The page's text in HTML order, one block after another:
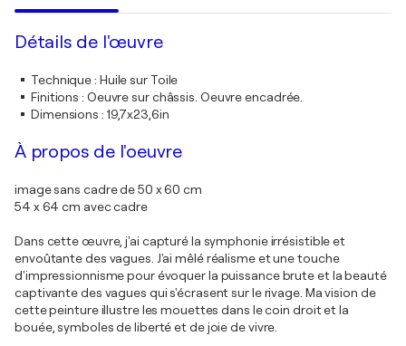
Détails de l'œuvre
Technique: Huile sur Toile
Finitions : Oeuvre sur châssis. Oeuvre encadrée.
Dimensions : 19,7x23,6in
À propos de l'oeuvre
image sans cadre de 50 x 60 cm
54 x 64 cm avec cadre
Dans cette œuvre, j'ai capturé la symphonie irrésistible et
envoûtante des vagues. J'ai mêlé réalisme et une touche
d'impressionnisme pour évoquer la puissance brute et la beauté
captivante des vagues qui s'écrasent sur le rivage. Ma vision de
cette peinture illustre les mouettes dans le coin droit et la
bouée, symboles de liberté et de joie de vivre.